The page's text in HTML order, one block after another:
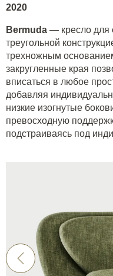
2020
Bermuda — кресло для
треугольной
трехножным
закругленные края
вписаться в любое
добавляя
низкие изогнутые
превосходную
подстраиваясь под